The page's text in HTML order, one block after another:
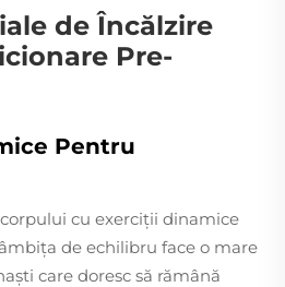
de Încălzire
Pre-
Pentru
cu exerciții dinamice
de echilibru face o mare
care doresc să rămână